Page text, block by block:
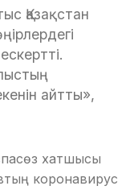
Қазақстан
айтты»,
хатшысы
коронавирус